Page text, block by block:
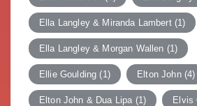
Ella Langley & Miranda Lambert(1)
Ella Langley & Morgan Wallen (1)
Ellie Goulding (1) Elton John(4)
Elton John & Dua Lipa (1) Elvis